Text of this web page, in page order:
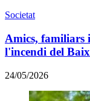
Societat
Amics, familiars
l'incendi del
24/05/2026